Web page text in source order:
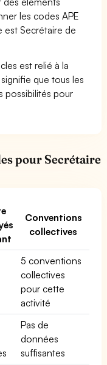
les codes APE
est Secrétaire de
est relié à la
que tous les
possibilités pour
pour Secrétaire
Conventions
collectives
5 conventions
collectives
pour cette
activité
Pas de
données
suffisantes